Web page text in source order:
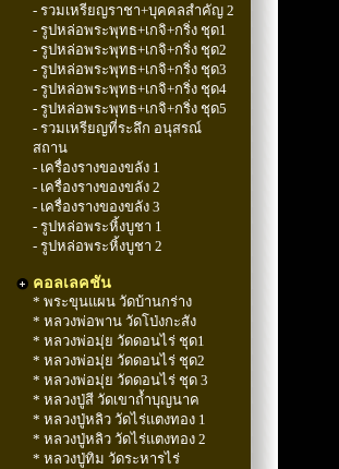
- รวมเหรียญราชา+บุคคลสำคัญ 2
- รูปหล่อพระพุทธ+เกจิ+กริ่ง ชุด1
- รูปหล่อพระพุทธ+เกจิ+กริ่ง ชุด2
- รูปหล่อพระพุทธ+เกจิ+กริ่ง ชุด3
- รูปหล่อพระพุทธ+เกจิ+กริ่ง ชุด4
- รูปหล่อพระพุทธ+เกจิ+กริ่ง ชุด5
- รวมเหรียญที่ระลึก อนุสรณ์
สถาน
- เครื่องรางของขลัง 1
- เครื่องรางของขลัง 2
- เครื่องรางของขลัง 3
- รูปหล่อพระหิ้งบูชา 1
- รูปหล่อพระหิ้งบูชา 2
คอลเลคชัน
* พระขุนแผน วัดบ้านกร่าง
* หลวงพ่อพาน วัดโป่งกะสัง
* หลวงพ่อมุ่ย วัดดอนไร่ ชุด1
* หลวงพ่อมุ่ย วัดดอนไร่ ชุด2
* หลวงพ่อมุ่ย วัดดอนไร่ ชุด 3
* หลวงปู่สี วัดเขาถ้ำบุญนาค
* หลวงปู่หลิว วัดไร่แตงทอง 1
* หลวงปู่หลิว วัดไร่แตงทอง 2
* หลวงปู่ทิม วัดระหารไร่